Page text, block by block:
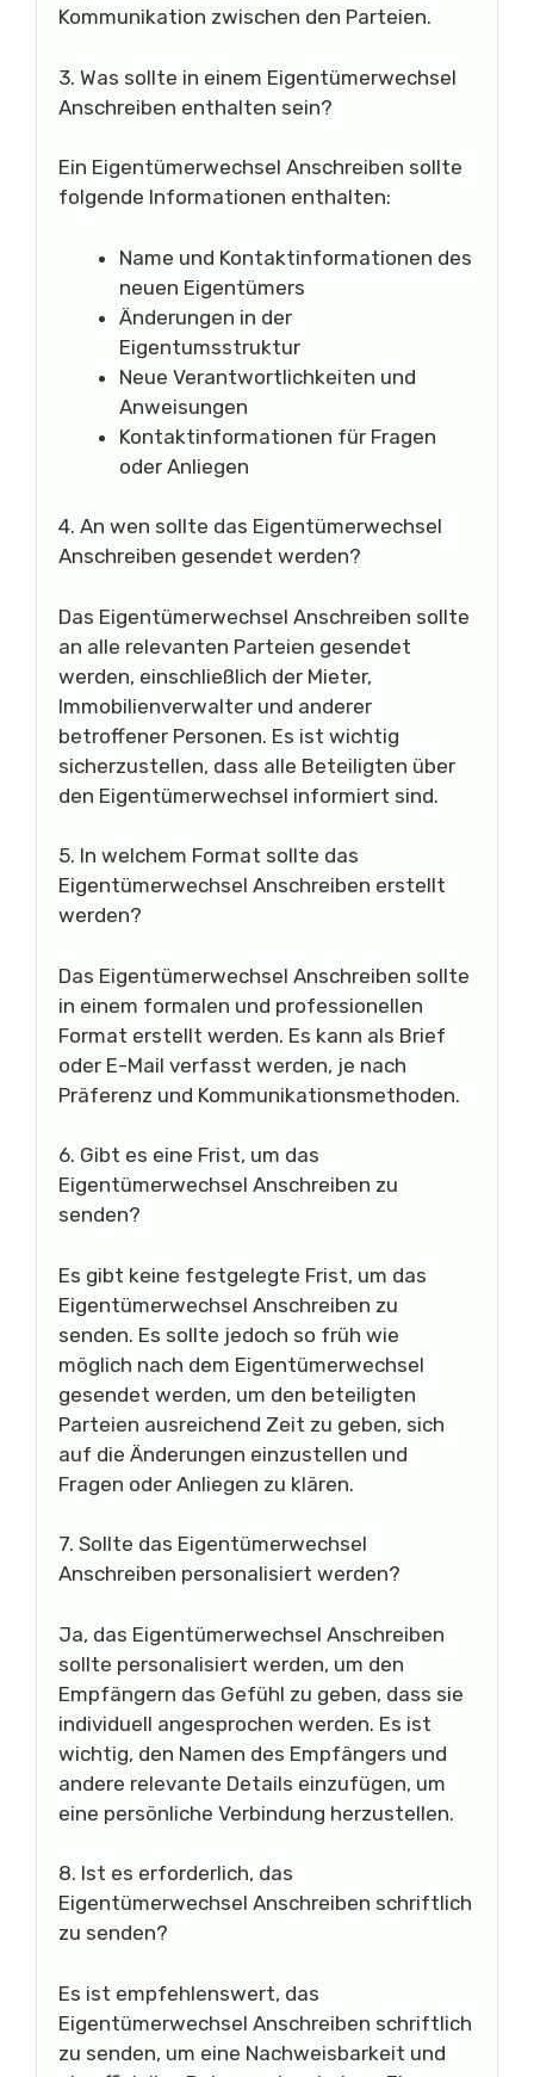
Kommunikation zwischen den Parteien.
3. Was sollte in einem Eigentümerwechsel
Anschreiben enthalten sein?
Ein Eigentümerwechsel Anschreiben sollte
folgende Informationen enthalten:
Name und Kontaktinformationen des
neuen Eigentümers
Änderungen in der
Eigentumsstruktur
Neue Verantwortlichkeiten und
Anweisungen
Kontaktinformationen für Fragen
oder Anliegen
4. An wen sollte das Eigentümerwechsel
Anschreiben gesendet werden?
Das Eigentümerwechsel Anschreiben sollte
an alle relevanten Parteien gesendet
werden, einschließlich der Mieter,
Immobilienverwalter und anderer
betroffener Personen. Es ist wichtig
sicherzustellen, dass alle Beteiligten über
den Eigentümerwechsel informiert sind.
5. In welchem Format sollte das
Eigentümerwechsel Anschreiben erstellt
werden?
Das Eigentümerwechsel Anschreiben sollte
in einem formalen und professionellen
Format erstellt werden. Es kann als Brief
oder E-Mail verfasst werden, je nach
Präferenz und Kommunikationsmethoden.
6. Gibt es eine Frist, um das
Eigentümerwechsel Anschreiben zu
senden?
Es gibt keine festgelegte Frist, um das
Eigentümerwechsel Anschreiben zu
senden. Es sollte jedoch so früh wie
möglich nach dem Eigentümerwechsel
gesendet werden, um den beteiligten
Parteien ausreichend Zeit zu geben, sich
auf die Änderungen einzustellen und
Fragen oder Anliegen zu klären.
7. Sollte das Eigentümerwechsel
Anschreiben personalisiert werden?
Ja, das Eigentümerwechsel Anschreiben
sollte personalisiert werden, um den
Empfängern das Gefühl zu geben, dass sie
individuell angesprochen werden. Es ist
wichtig, den Namen des Empfängers und
andere relevante Details einzufügen, um
eine persönliche Verbindung herzustellen.
8. Ist es erforderlich, das
Eigentümerwechsel Anschreiben schriftlich
zu senden?
Es ist empfehlenswert, das
Eigentümerwechsel Anschreiben schriftlich
zu senden, um eine Nachweisbarkeit und